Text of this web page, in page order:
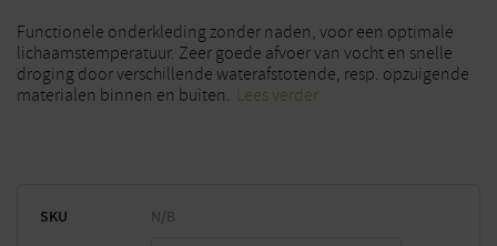
Functionele onderkleding zonder naden, voor een optimale
lichaamstemperatuur. Zeer goede afvoer van vocht en snelle
droging door verschillende waterafstotende, resp. opzuigende
materialen binnen en buiten. Lees verder
SKU N/B